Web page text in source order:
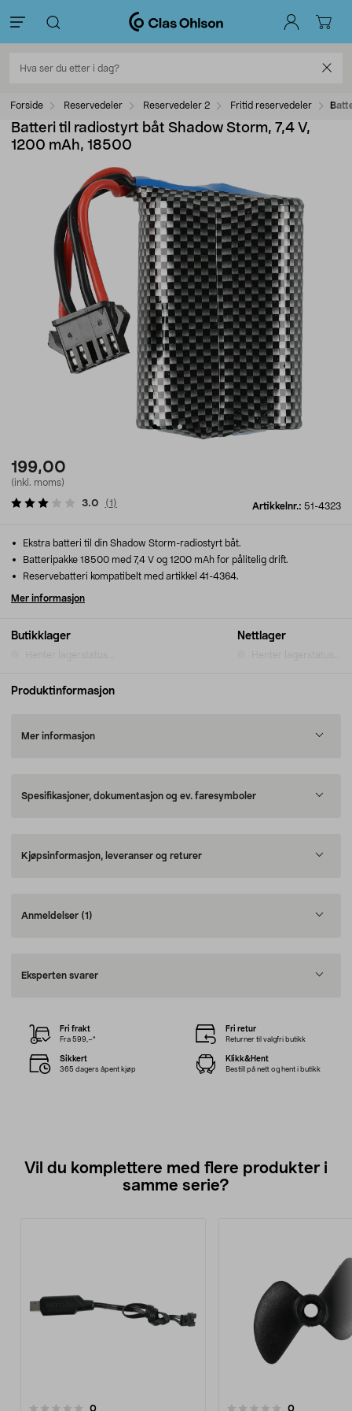
Forside Reservedeler Reservedeler 2 Fritid reservedeler
Batteri til radiostyrt båt Shadow Storm, 7,4 V,
1200 mAh, 18500
199,00
(inkl. moms)
Artikkelnr.: 51-4323
3.0 (1 )
Butikklager Nettlager
Ekstra batteri til din Shadow Storm-radiostyrt båt.
Batteripakke 18500 med 7,4 V og 1200 mAh for pålitelig drift.
Reservebatteri kompatibelt med artikkel 41-4364.
Mer informasjon
Produktinformasjon
Mer informasjon
Spesifikasjoner, dokumentasjon og ev. faresymboler
Kjøpsinformasjon, leveranser og returer
Anmeldelser (1)
Eksperten svarer
Fri frakt
Fra 599,–*
Fri retur
Returner til valgfri butikk
Sikkert
365 dagers åpent kjøp
Klikk&Hent
Bestill på nett og hent i butikk
Vil du komplettere med flere produkter i
samme serie?
0anmeldelser
0.0 av 5 stjerner 0anmeldelser